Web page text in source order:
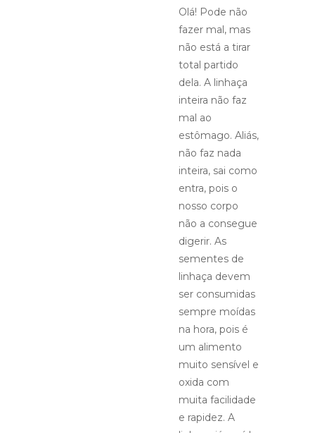
Olá! Pode não
fazer mal, mas
não está a tirar
total partido
dela. A linhaça
inteira não faz
mal ao
estômago. Aliás,
não faz nada
inteira, sai como
entra, pois o
nosso corpo
não a consegue
digerir. As
sementes de
linhaça devem
ser consumidas
sempre moídas
na hora, pois é
um alimento
muito sensível e
oxida com
muita facilidade
e rapidez. A